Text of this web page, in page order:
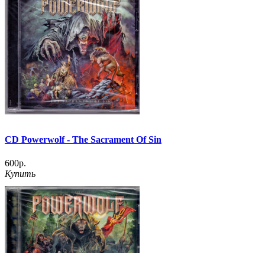
CD Powerwolf - The Sacrament Of Sin
600р.
Купить